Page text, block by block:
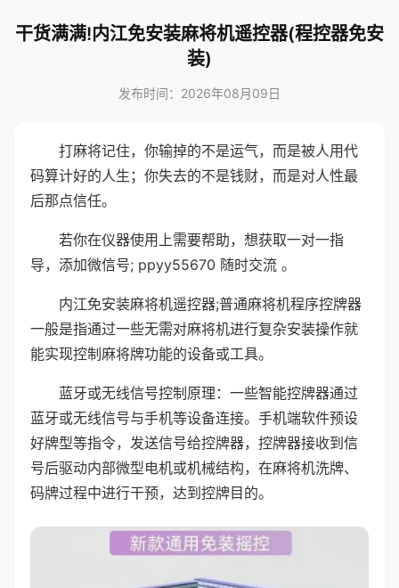
干货满满!内江免安装麻将机遥控器(程控器免安
装)
发布时间：2026年08月09日
打麻将记住，你输掉的不是运气，而是被人用代
码算计好的人生；你失去的不是钱财，而是对人性最
后那点信任。
若你在仪器使用上需要帮助，想获取一对一指
导，添加微信号; ppyy55670 随时交流 。
内江免安装麻将机遥控器;普通麻将机程序控牌器
一般是指通过一些无需对麻将机进行复杂安装操作就
能实现控制麻将牌功能的设备或工具。
蓝牙或无线信号控制原理：一些智能控牌器通过
蓝牙或无线信号与手机等设备连接。手机端软件预设
好牌型等指令，发送信号给控牌器，控牌器接收到信
号后驱动内部微型电机或机械结构，在麻将机洗牌、
码牌过程中进行干预，达到控牌目的。